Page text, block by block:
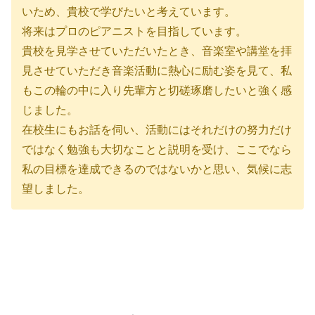
いため、貴校で学びたいと考えています。
将来はプロのピアニストを目指しています。
貴校を見学させていただいたとき、音楽室や講堂を拝
見させていただき音楽活動に熱心に励む姿を見て、私
もこの輪の中に入り先輩方と切磋琢磨したいと強く感
じました。
在校生にもお話を伺い、活動にはそれだけの努力だけ
ではなく勉強も大切なことと説明を受け、ここでなら
私の目標を達成できるのではないかと思い、気候に志
望しました。